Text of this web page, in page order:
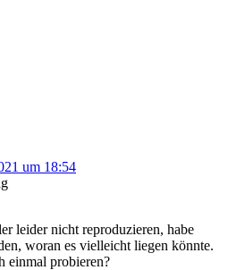
um 18:54
leider nicht reproduzieren, habe
woran es vielleicht liegen könnte.
einmal probieren?